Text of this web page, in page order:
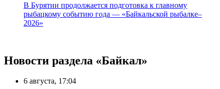
В Бурятии продолжается подготовка к главному
рыбацкому событию года — «Байкальской рыбалке–
2026»
Новости раздела «Байкал»
6 августа, 17:04